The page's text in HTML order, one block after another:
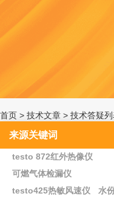
首页 > 技术文章 > 技术答疑列
来源关键词
testo 872红外热像仪
可燃气体检漏仪
testo425热敏风速仪
水